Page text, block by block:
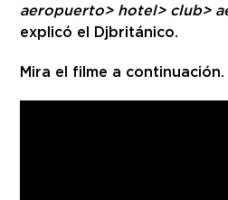
aeropuerto> hotel> club>
explicó el Dj británico.
Mira el filme a continuación.